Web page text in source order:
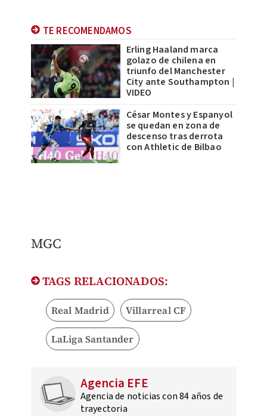
TE RECOMENDAMOS
Erling Haaland marca
golazo de chilena en
triunfo del Manchester
City ante Southampton |
VIDEO
César Montes y Espanyol
se quedan en zona de
descenso tras derrota
con Athletic de Bilbao
MGC
TAGS RELACIONADOS:
Real Madrid Villarreal CF
LaLiga Santander
Agencia EFE
Agencia de noticias con 84 años de
trayectoria